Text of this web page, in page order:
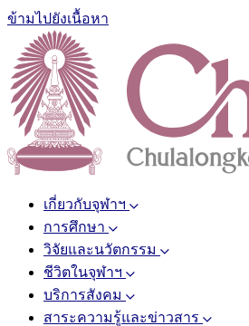
ข้ามไปยังเนื้อหา
เกี่ยวกับจุฬาฯ
การศึกษา
วิจัยและนวัตกรรม
ชีวิตในจุฬาฯ
บริการสังคม
สาระความรู้และข่าวสาร